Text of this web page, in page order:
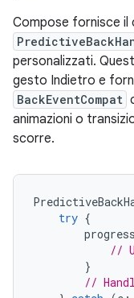
Compose fornisce il
personalizzati.
gesto Indietro e
BackEventCompat
animazioni o
scorre.
try {
progress
//
}
//